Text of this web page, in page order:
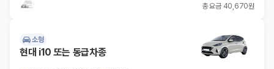
총 요금 40,670원
소형
현대 i10 또는 동급차종